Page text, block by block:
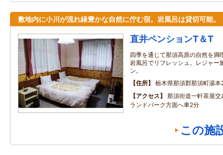
敷地内に小川が流れ緑豊かな自然に佇む宿。岩風呂は貸切可能。
直井ペンションT＆T
四季を通じて那須高原の自然を満
岩風呂でリフレッシュ。レジャー
ン。
住所
栃木県那須郡那須町湯
アクセス
那須街道一軒茶屋
ランドパーク方面へ車2分
この施